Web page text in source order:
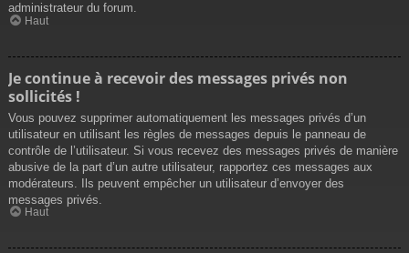
administrateur du forum.
Haut
Je continue à recevoir des messages privés non
sollicités !
Vous pouvez supprimer automatiquement les messages privés d’un
utilisateur en utilisant les règles de messages depuis le panneau de
contrôle de l’utilisateur. Si vous recevez des messages privés de manière
abusive de la part d’un autre utilisateur, rapportez ces messages aux
modérateurs. Ils peuvent empêcher un utilisateur d’envoyer des
messages privés.
Haut